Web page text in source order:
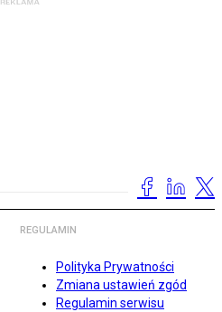
REGULAMIN
Polityka Prywatności
Zmiana ustawień zgód
Regulamin serwisu